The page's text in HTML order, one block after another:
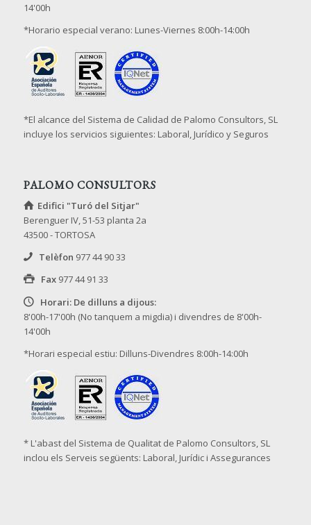
14'00h
*Horario especial verano: Lunes-Viernes 8:00h-14:00h
*El alcance del Sistema de Calidad de Palomo Consultors, SL
incluye los servicios siguientes: Laboral, Jurídico y Seguros
PALOMO CONSULTORS
Edifici "Turó del Sitjar"
Berenguer IV, 51-53 planta 2a
43500 - TORTOSA
Telèfon 977 44 90 33
Fax 977 44 91 33
Horari: De dilluns a dijous:
8'00h-17'00h (No tanquem a migdia) i divendres de 8'00h-
14'00h
*Horari especial estiu: Dilluns-Divendres 8:00h-14:00h
* L'abast del Sistema de Qualitat de Palomo Consultors, SL
inclou els Serveis següents: Laboral, Jurídic i Assegurances